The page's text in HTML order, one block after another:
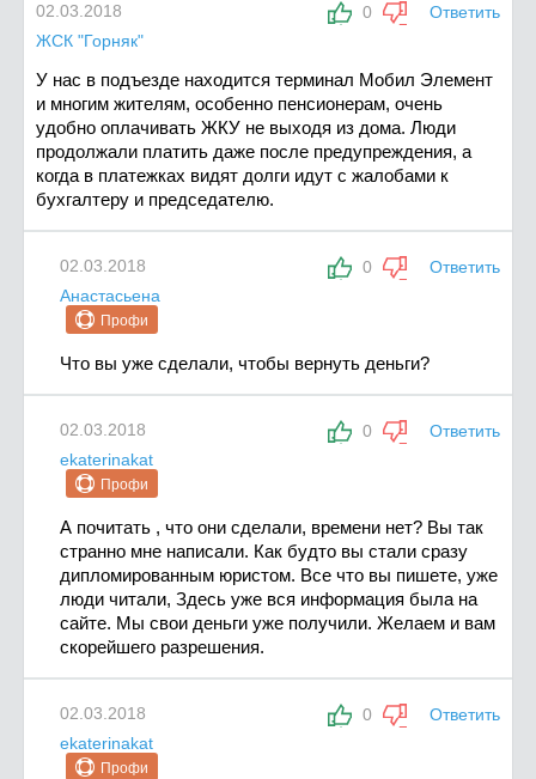
0 Ответить
02.03.2018
ЖСК "Горняк"
У нас в подъезде находится терминал Мобил Элемент
и многим жителям, особенно пенсионерам, очень
удобно оплачивать ЖКУ не выходя из дома. Люди
продолжали платить даже после предупреждения, а
когда в платежках видят долги идут с жалобами к
бухгалтеру и председателю.
0 Ответить
02.03.2018
Анастасьена
Профи
Что вы уже сделали, чтобы вернуть деньги?
0 Ответить
02.03.2018
ekaterinakat
Профи
А почитать , что они сделали, времени нет? Вы так
странно мне написали. Как будто вы стали сразу
дипломированным юристом. Все что вы пишете, уже
люди читали, Здесь уже вся информация была на
сайте. Мы свои деньги уже получили. Желаем и вам
скорейшего разрешения.
0 Ответить
02.03.2018
ekaterinakat
Профи